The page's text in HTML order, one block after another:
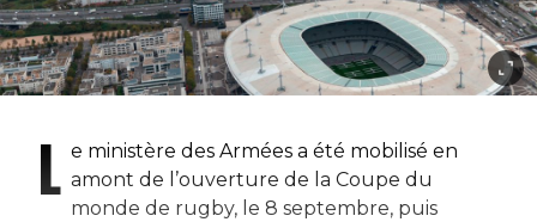
L e ministère des Armées a été mobilisé en
amont de l’ouverture de la Coupe du
monde de rugby, le 8 septembre, puis